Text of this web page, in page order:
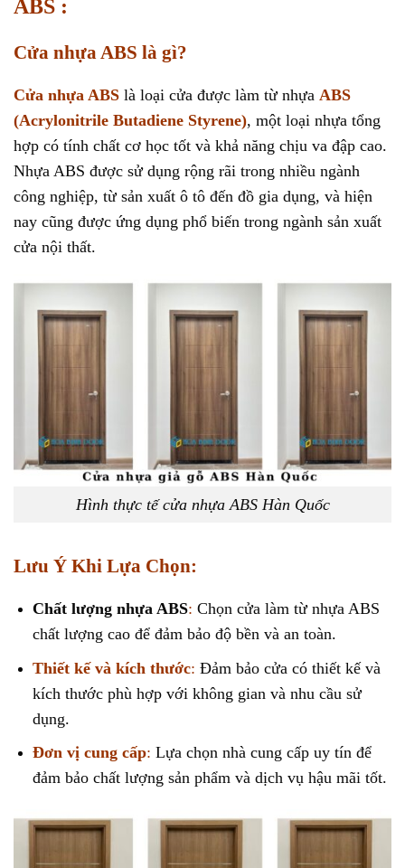
ABS :
Cửa nhựa ABS là gì?
Cửa nhựa ABS là loại cửa được làm từ nhựa ABS
(Acrylonitrile Butadiene Styrene), một loại nhựa tổng
hợp có tính chất cơ học tốt và khả năng chịu va đập cao.
Nhựa ABS được sử dụng rộng rãi trong nhiều ngành
công nghiệp, từ sản xuất ô tô đến đồ gia dụng, và hiện
nay cũng được ứng dụng phổ biến trong ngành sản xuất
cửa nội thất.
Hình thực tế cửa nhựa ABS Hàn Quốc
Lưu Ý Khi Lựa Chọn:
Chất lượng nhựa ABS: Chọn cửa làm từ nhựa ABS
chất lượng cao để đảm bảo độ bền và an toàn.
Thiết kế và kích thước: Đảm bảo cửa có thiết kế và
kích thước phù hợp với không gian và nhu cầu sử
dụng.
Đơn vị cung cấp: Lựa chọn nhà cung cấp uy tín để
đảm bảo chất lượng sản phẩm và dịch vụ hậu mãi tốt.